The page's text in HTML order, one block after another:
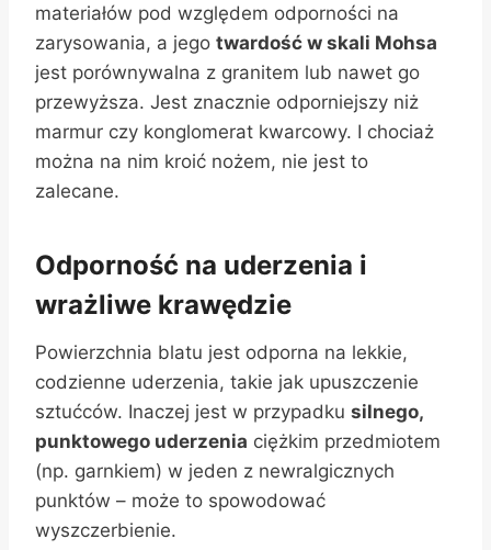
materiałów pod względem odporności na
zarysowania, a jego twardość w skali Mohsa
jest porównywalna z granitem lub nawet go
przewyższa. Jest znacznie odporniejszy niż
marmur czy konglomerat kwarcowy. I chociaż
można na nim kroić nożem, nie jest to
zalecane.
Odporność na uderzenia i
wrażliwe krawędzie
Powierzchnia blatu jest odporna na lekkie,
codzienne uderzenia, takie jak upuszczenie
sztućców. Inaczej jest w przypadku silnego,
punktowego uderzenia ciężkim przedmiotem
(np. garnkiem) w jeden z newralgicznych
punktów – może to spowodować
wyszczerbienie.